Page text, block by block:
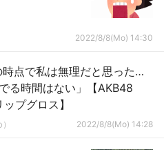
2022/8/8(Mo) 14:30
点で私は無理だと思った…
る時間はない」【AKB48
プグロス】
2022/8/8(Mo) 14:28